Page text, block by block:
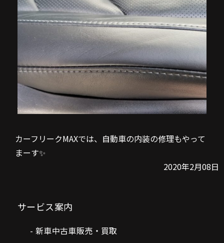
カーフリークMAXでは、自動車の内装の修理もやって
まーす✨
2020年2月08日
サービス案内
新車中古車販売・買取